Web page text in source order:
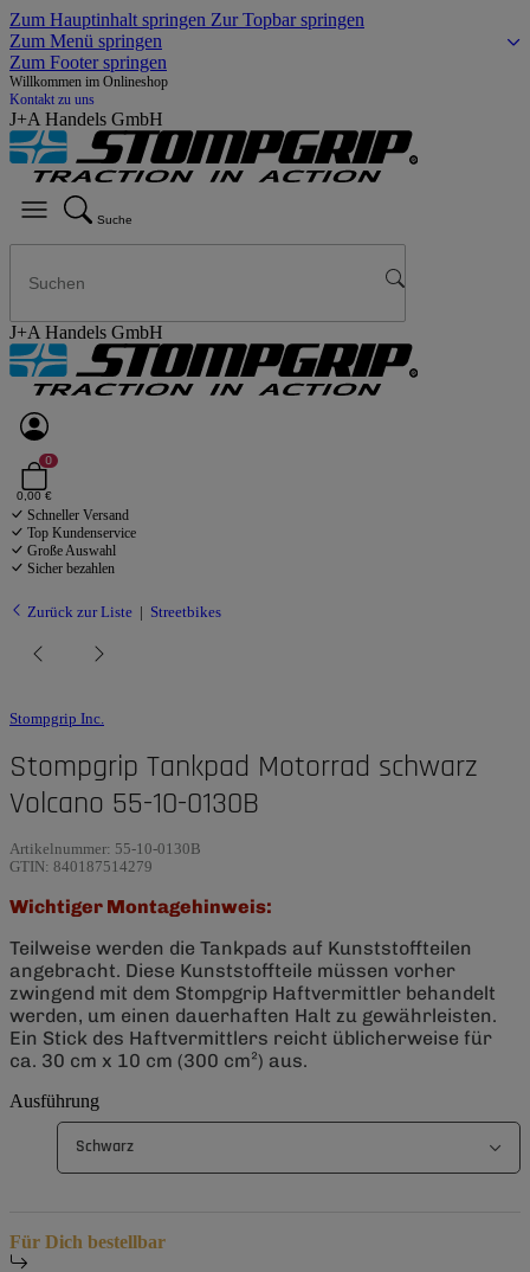
Zum Hauptinhalt springen Zur Topbar springen
Zum Menü springen
Zum Footer springen
Willkommen im Onlineshop
Kontakt zu uns
J+A Handels GmbH
Suche
J+A Handels GmbH
0
0,00 €
Schneller Versand
Top Kundenservice
Große Auswahl
Sicher bezahlen
Zurück zur Liste Streetbikes
Stompgrip Inc.
Stompgrip Tankpad Motorrad schwarz
Volcano 55-10-0130B
Artikelnummer: 55-10-0130B
GTIN: 840187514279
Wichtiger Montagehinweis:
Teilweise werden die Tankpads auf Kunststoffteilen
angebracht. Diese Kunststoffteile müssen vorher
zwingend mit dem Stompgrip Haftvermittler behandelt
werden, um einen dauerhaften Halt zu gewährleisten.
Ein Stick des Haftvermittlers reicht üblicherweise für
ca. 30 cm x 10 cm (300 cm²) aus.
Ausführung
Schwarz
Für Dich bestellbar